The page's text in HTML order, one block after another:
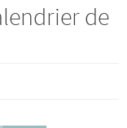
de